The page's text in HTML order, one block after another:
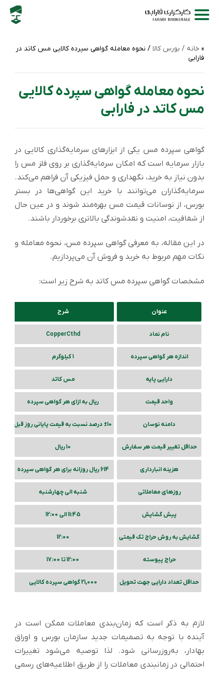
خانه / بورس کالا / نحوه معامله گواهی سپرده کالایی مس کاتد در
فارابی
نحوه معامله گواهی سپرده کالایی
مس کاتد در فارابی
گواهی سپرده مس یکی از ابزارهای سرمایه‌گذاری کالایی در
بازار سرمایه است که امکان سرمایه‌گذاری بر روی فلز مس را
بدون نیاز به خرید، نگهداری و حمل فیزیکی آن فراهم می‌کند.
سرمایه‌گذاران می‌توانند با خرید این گواهی‌ها در بستر
بورس، از نوسانات قیمت مس بهره‌مند شوند و در عین حال
از شفافیت، امنیت و نقدشوندگی بالاتری برخوردار باشند.
در این مقاله، به معرفی گواهی سپرده مس، نحوه معامله و
نکات مهم مربوط به خرید و فروش آن می‌پردازیم.
مشخصات گواهی سپرده مس کاتد به شرح زیر است:
عنوان شرح
نام نماد CopperCthd
اندازه هر گواهی سپرده 1 کیلوگرم
دارایی پایه مس کاتد
واحد قیمت ریال به ازای هر گواهی سپرده
دامنه نوسان ±10 درصد نسبت به قیمت پایانی روز قبل
حداقل تغییر قیمت هر سفارش 10 ریال
هزینه انبارداری 614 ریال روزانه برای هر گواهی سپرده
روزهای معاملاتی شنبه الی چهارشنبه
پیش گشایش 11:45 الی 12:00
گشایش به روش حراج تک قیمتی 12:00
حراج پیوسته 12:00 تا 17:00
حداقل تعداد دارایی جهت تحویل 21,000 گواهی سپرده کالایی
لازم به ذکر است که زمان‌بندی معاملات ممکن است در
آینده با توجه به تصمیمات جدید سازمان بورس و اوراق
بهادار، به‌روزرسانی شود. لذا توصیه می‌شود تغییرات
احتمالی در زمانبندی معاملات را از طریق اطلاعیه‌های رسمی